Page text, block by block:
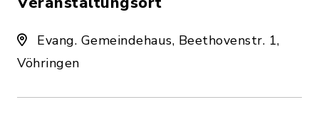
Evang. Gemeindehaus, Beethovenstr. 1,
Vöhringen